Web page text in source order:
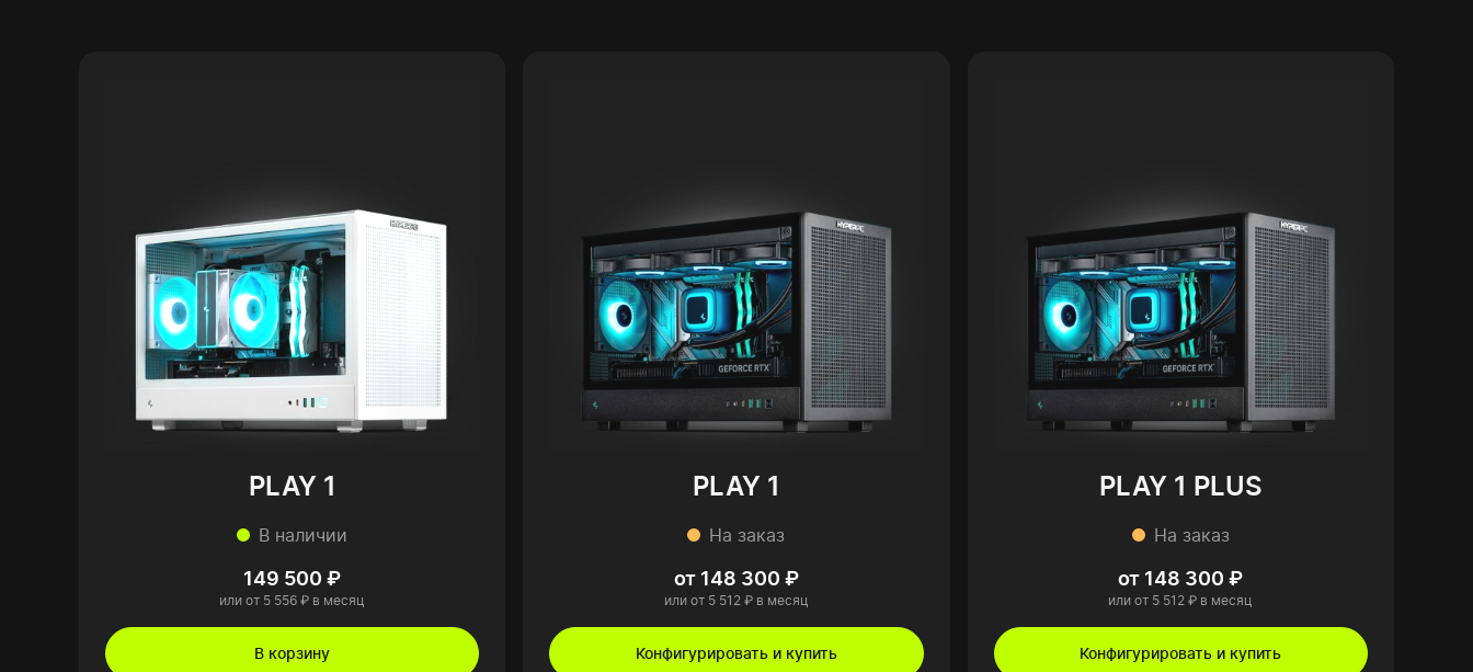
PLAY 1
В наличии
149 500 ₽
или от 5 556 ₽ в месяц
В корзину
PLAY 1
На заказ
от 148 300 ₽
или от 5 512 ₽ в месяц
Конфигурировать и купить
PLAY 1 PLUS
На заказ
от 148 300 ₽
или от 5 512 ₽ в месяц
Конфигурировать и купить